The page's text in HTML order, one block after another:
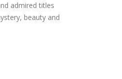
admired titles
beauty and